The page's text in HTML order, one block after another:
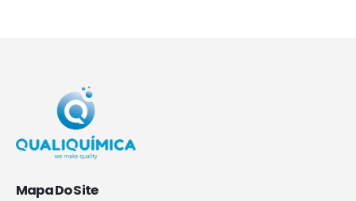
Mapa Do Site